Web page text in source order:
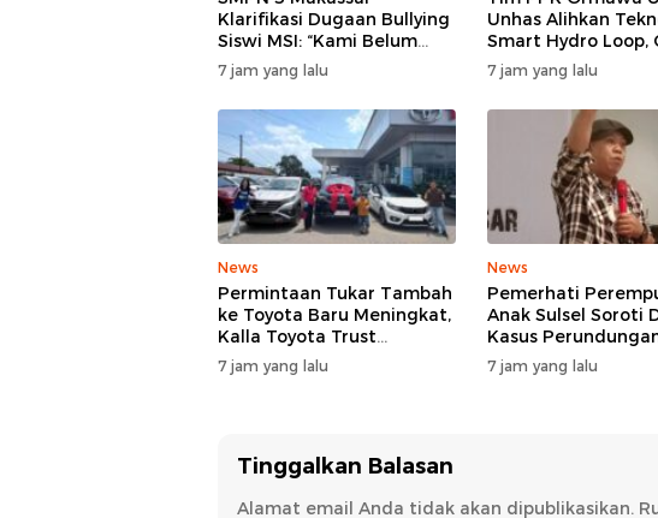
Klarifikasi Dugaan Bullying
Siswi MSI: “Kami Belum
Menemukan Unsur
Perundungan”
7 jam yang lalu
Unhas Alihkan
Smart Hydro Loop,
Teknisi Desa untuk
Pertanian Cerdas
7 jam yang lalu
News
Permintaan Tukar Tambah
ke Toyota Baru Meningkat,
Kalla Toyota Trust
Catatkan Rekor Baru di Juli
2026
7 jam yang lalu
News
Pemerhati
Anak Sulsel Soroti
Kasus
SMP Negeri 3
TPPK Jangan Hanya
7 jam yang lalu
Tinggalkan Balasan
Alamat email Anda tidak akan dipublikasikan.